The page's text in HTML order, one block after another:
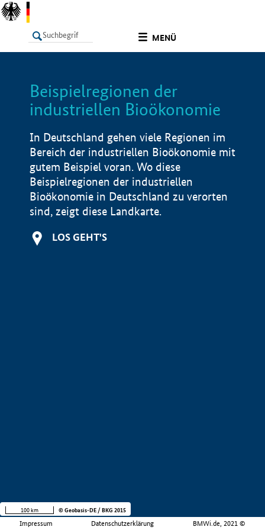
MENÜ
LISTE
Beispielregionen der
industriellen Bioökonomie
In Deutschland gehen viele Regionen im
Bereich der industriellen Bioökonomie mit
gutem Beispiel voran. Wo diese
Beispielregionen der industriellen
Bioökonomie in Deutschland zu verorten
sind, zeigt diese Landkarte.
LOS GEHT'S
Impressum Datenschutzerklärung BMWi.de, 2021 ©
100 km © Geobasis-DE / BKG 2015